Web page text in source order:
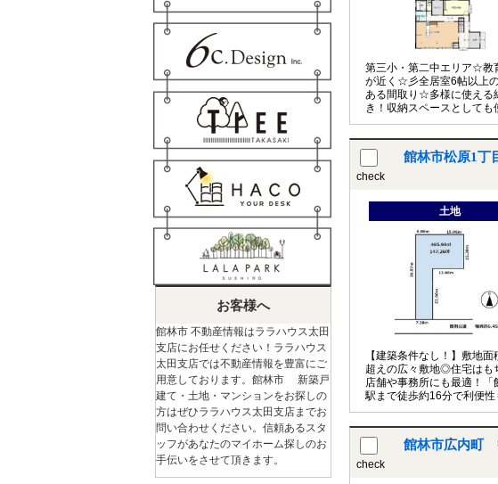
第三小・第二中エリア☆教
が近く☆彡全居室6帖以上
ある間取り☆多様に使える
き！収納スペースとしても
のでお部屋がすっきりと片
check
館林市松原1
土地
【建築条件なし！】敷地
超えの広々敷地◎住宅はも
店舗や事務所にも最適！「
駅まで徒歩約16分で利便性
ですね♪お気軽にお問い合
check
館林市広内町
お客様へ
館林市 不動産情報はララハウス太田
支店にお任せください！ララハウス
太田支店では不動産情報を豊富にご
用意しております。館林市 新築戸
建て・土地・マンションをお探しの
方はぜひララハウス太田支店までお
問い合わせください。信頼あるスタ
ッフがあなたのマイホーム探しのお
手伝いをさせて頂きます。